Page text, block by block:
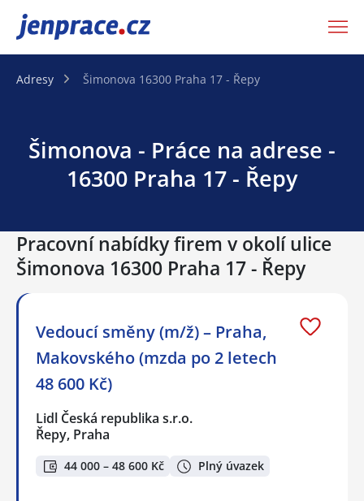
JenPráce.cz
Adresy Šimonova 16300 Praha 17 - Řepy
Šimonova - Práce na adrese -
16300 Praha 17 - Řepy
Pracovní nabídky firem v okolí ulice
Šimonova 16300 Praha 17 - Řepy
Vedoucí směny (m/ž) – Praha,
Makovského (mzda po 2 letech
48 600 Kč)
Lidl Česká republika s.r.o.
Řepy, Praha
44 000 – 48 600 Kč Plný úvazek